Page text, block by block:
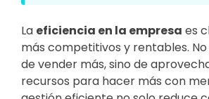
La eficiencia en la empresa es
más competitivos y rentables.
de vender más, sino de
recursos para hacer más con